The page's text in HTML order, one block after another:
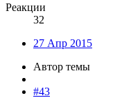
Реакции
32
27 Апр 2015
Автор темы
#43